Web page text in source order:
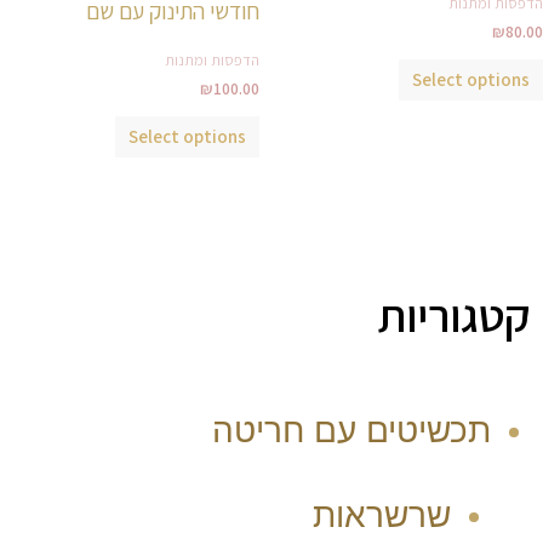
₪80.00
Select options
חודשי התינוק עם שם
הדפסות ומתנות
₪100.00
Select options
לבחור
קטגוריות
תכשיטים עם חריטה
שרשראות